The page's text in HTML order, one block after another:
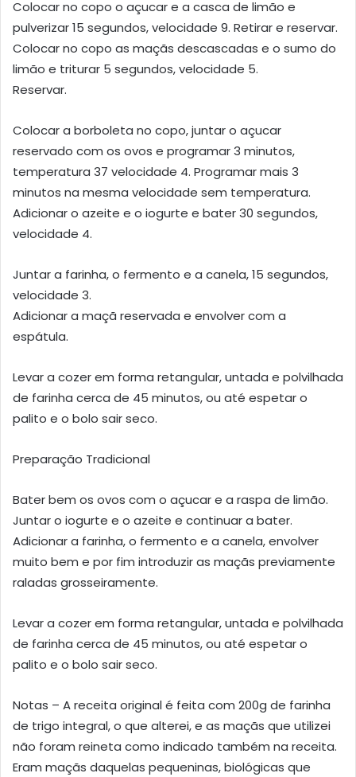
Colocar no copo o açucar e a casca de limão e
pulverizar 15 segundos, velocidade 9. Retirar e reservar.
Colocar no copo as maçãs descascadas e o sumo do
limão e triturar 5 segundos, velocidade 5.
Reservar.
Colocar a borboleta no copo, juntar o açucar
reservado com os ovos e programar 3 minutos,
temperatura 37 velocidade 4. Programar mais 3
minutos na mesma velocidade sem temperatura.
Adicionar o azeite e o iogurte e bater 30 segundos,
velocidade 4.
Juntar a farinha, o fermento e a canela, 15 segundos,
velocidade 3.
Adicionar a maçã reservada e envolver com a
espátula.
Levar a cozer em forma retangular, untada e polvilhada
de farinha cerca de 45 minutos, ou até espetar o
palito e o bolo sair seco.
Preparação Tradicional
Bater bem os ovos com o açucar e a raspa de limão.
Juntar o iogurte e o azeite e continuar a bater.
Adicionar a farinha, o fermento e a canela, envolver
muito bem e por fim introduzir as maçãs previamente
raladas grosseiramente.
Levar a cozer em forma retangular, untada e polvilhada
de farinha cerca de 45 minutos, ou até espetar o
palito e o bolo sair seco.
Notas – A receita original é feita com 200g de farinha
de trigo integral, o que alterei, e as maçãs que utilizei
não foram reineta como indicado também na receita.
Eram maçãs daquelas pequeninas, biológicas que